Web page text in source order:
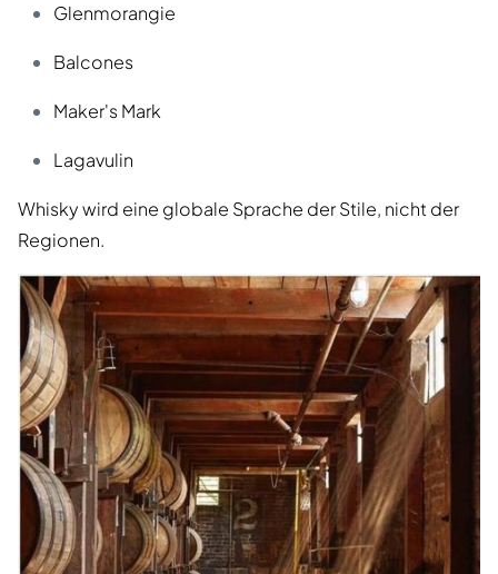
Glenmorangie
Balcones
Maker's Mark
Lagavulin
Whisky wird eine globale Sprache der Stile, nicht der
Regionen.